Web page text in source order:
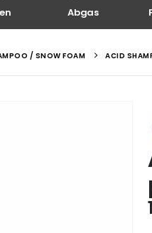
Abgas
/ SNOW FOAM ACID